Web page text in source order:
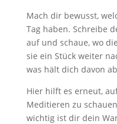
Mach dir bewusst,
Tag haben. Schreibe
auf und schaue, wo
sie ein Stück weiter
was hält dich davon
Hier hilft es erneut,
Meditieren zu
wichtig ist dir dein